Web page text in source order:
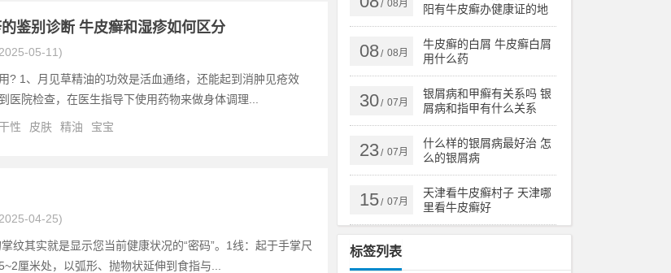
鉴别诊断 牛皮癣和湿疹如何区分
05-11)
? 1、月见草精油的功效是活血通络，还能起到消肿见疮效
医院检查，在医生指导下使用药物来做身体调理...
性 皮肤 精油 宝宝
04-25)
纹其实就是显示您当前健康状况的“密码”。1线：起于手掌尺
厘米处，以弧形、抛物状延伸到食指与...
/ 08月
阳有牛皮癣办健康证的地
方吗
08/ 08月
牛皮癣的白屑 牛皮癣白屑
用什么药
30/ 07月
银屑病和甲癣有关系吗 银
屑病和指甲有什么关系
23/ 07月
什么样的银屑病最好治 怎
么的银屑病
15/ 07月
天津看牛皮癣村子 天津哪
里看牛皮癣好
标签列表